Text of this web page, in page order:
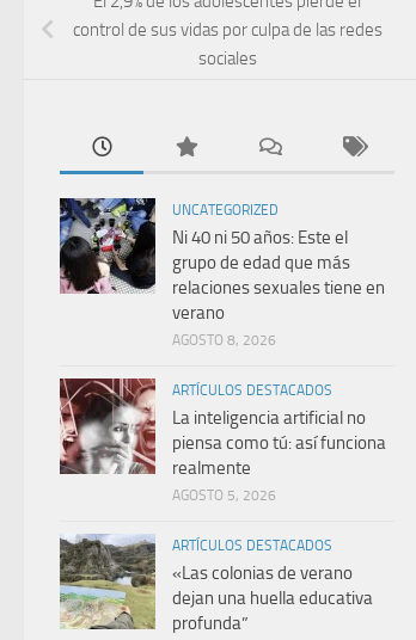
control de sus vidas por culpa de las redes
sociales
UNCATEGORIZED
Ni 40 ni 50 años: Este el
grupo de edad que más
relaciones sexuales tiene en
verano
AGOSTO 8, 2026
ARTÍCULOS DESTACADOS
La inteligencia artificial no
piensa como tú: así funciona
realmente
AGOSTO 5, 2026
ARTÍCULOS DESTACADOS
«Las colonias de verano
dejan una huella educativa
profunda”